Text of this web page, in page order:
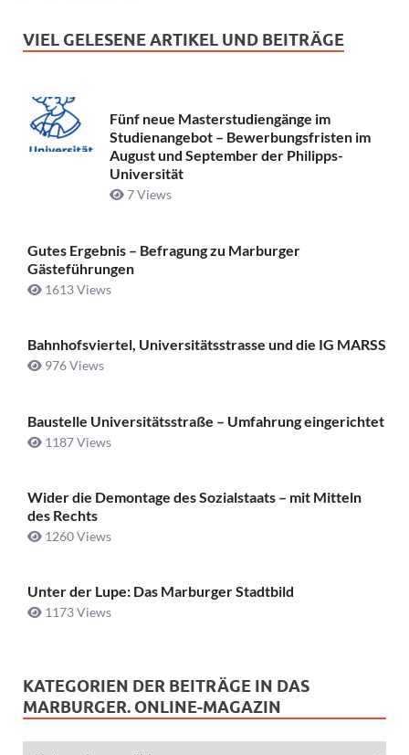
VIEL GELESENE ARTIKEL UND BEITRÄGE
Fünf neue Masterstudiengänge im
Studienangebot – Bewerbungsfristen im
August und September der Philipps-
Universität
7 Views
Gutes Ergebnis – Befragung zu Marburger
Gästeführungen
1613 Views
Bahnhofsviertel, Universitätsstrasse und die IG MARSS
976 Views
Baustelle Universitätsstraße ­– Umfahrung eingerichtet
1187 Views
Wider die Demontage des Sozialstaats – mit Mitteln
des Rechts
1260 Views
Unter der Lupe: Das Marburger Stadtbild
1173 Views
KATEGORIEN DER BEITRÄGE IN DAS
MARBURGER. ONLINE-MAGAZIN